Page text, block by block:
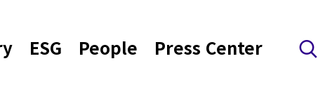
ESG People Press Center 검색 레이어 열기